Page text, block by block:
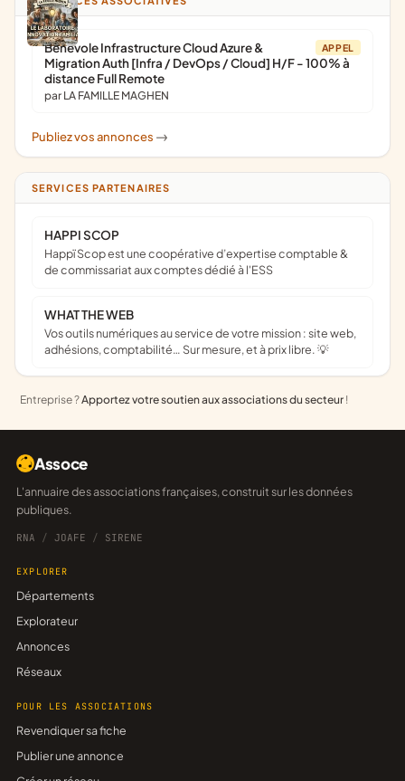
APPEL
Bénévole Infrastructure Cloud Azure &
Migration Auth [Infra / DevOps / Cloud] H/F - 100% à
distance Full Remote
par LA FAMILLE MAGHEN
Publiez vos annonces ->
SERVICES PARTENAIRES
HAPPI SCOP
Happï Scop est une coopérative d’expertise comptable &
de commissariat aux comptes dédié à l'ESS
WHAT THE WEB
Vos outils numériques au service de votre mission : site web,
adhésions, comptabilité… Sur mesure, et à prix libre. 💡
Entreprise ?Apportez votre soutien aux associations du secteur !
Assoce
L'annuaire des associations françaises, construit sur les données
publiques.
RNA / JOAFE / SIRENE
EXPLORER
Départements
Explorateur
Annonces
Réseaux
POUR LES ASSOCIATIONS
Revendiquer sa fiche
Publier une annonce